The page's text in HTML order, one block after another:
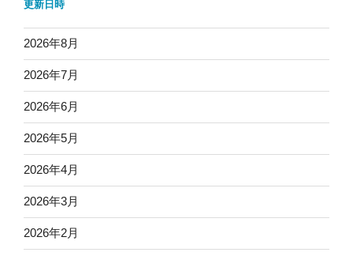
更新日時
2026年8月
2026年7月
2026年6月
2026年5月
2026年4月
2026年3月
2026年2月